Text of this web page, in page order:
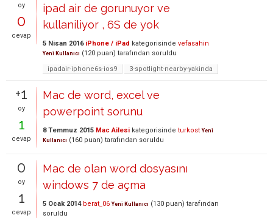
oy
0
cevap
ipad air de gorunuyor ve
kullaniliyor , 6S de yok
5 Nisan 2016 iPhone / iPad kategorisinde vefasahin
Yeni Kullanıcı (120 puan) tarafından soruldu
ipadair-iphone6s-ios9
3-spotlight-nearby-yakinda
+1
oy
1
cevap
Mac de word, excel ve
powerpoint sorunu
8 Temmuz 2015 Mac Ailesi kategorisinde turkost Yeni
Kullanıcı (160 puan) tarafından soruldu
0
oy
1
cevap
Mac de olan word dosyasını
windows 7 de açma
5 Ocak 2014 berat_06 Yeni Kullanıcı (130 puan) tarafından
soruldu